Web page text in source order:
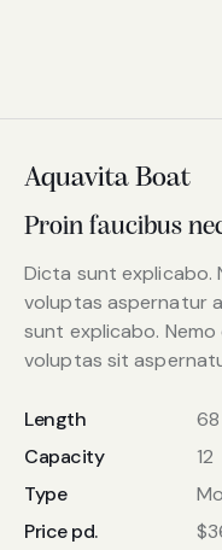
Aquavita Boat
Proin faucibus
Dicta sunt explicabo.
voluptas aspernatur
sunt explicabo.
voluptas sit
Length
Capacity
12
Type
Price pd.